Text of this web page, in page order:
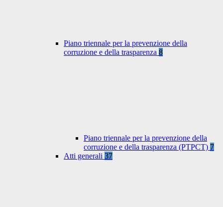
Piano triennale per la prevenzione della
corruzione e della trasparenza 8
Piano triennale per la prevenzione della
corruzione e della trasparenza (PTPCT) 7
Atti generali 37